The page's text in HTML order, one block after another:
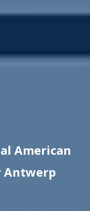
American
Antwerp